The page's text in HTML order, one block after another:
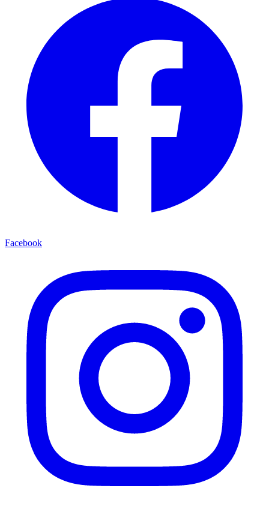
Facebook